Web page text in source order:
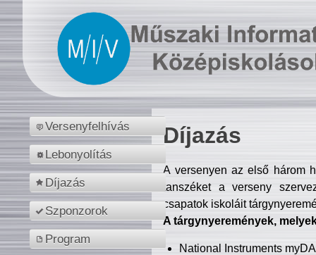
Versenyfelhívás
Lebonyolítás
Díjazás
Szponzorok
Program
Díjazás
A versenyen az első három
tanszéket a verseny
csapatok iskoláit
A tárgynyeremények,
National Instruments